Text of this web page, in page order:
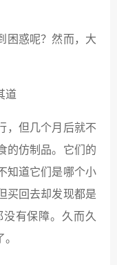
困惑呢？然而，大
道
，但几个月后就不
的仿制品。它们的
知道它们是哪个小
买回去却发现都是
有保障。久而久